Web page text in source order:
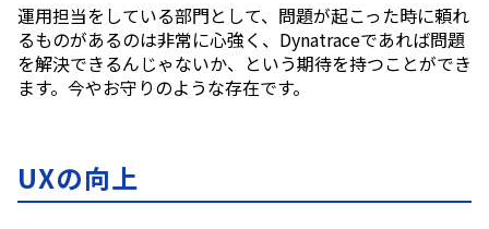
運用担当をしている部門として、問題が起こった時に頼れ
るものがあるのは非常に心強く、 Dynatraceであれば問題
を解決できるんじゃないか、という期待を持つことができ
ます。今やお守りのような存在です。
UXの向上